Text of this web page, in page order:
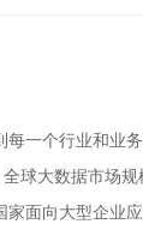
每一个行业和业
球大数据市场
家面向大型企业